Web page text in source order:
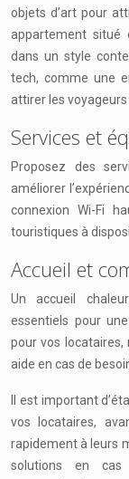
objets d’art pour
appartement situé
dans un style
tech, comme une
attirer les voyageurs
Services et
Proposez des
améliorer
connexion Wi-Fi
touristiques à
Accueil et
Un accueil
essentiels pour
pour vos
aide en cas de
Il est important
vos locataires,
rapidement à leurs
solutions en